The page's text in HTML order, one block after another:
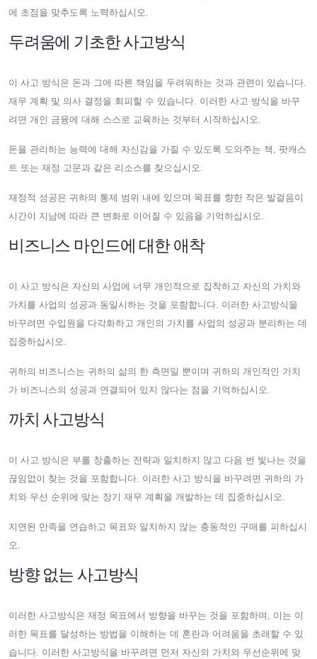
에 초점을 맞추도록 노력하십시오.
두려움에 기초한 사고방식
이 사고 방식은 돈과 그에 따른 책임을 두려워하는 것과 관련이 있습니다.
재무 계획 및 의사 결정을 회피할 수 있습니다. 이러한 사고 방식을 바꾸
려면 개인 금융에 대해 스스로 교육하는 것부터 시작하십시오.
돈을 관리하는 능력에 대해 자신감을 가질 수 있도록 도와주는 책, 팟캐스
트 또는 재정 고문과 같은 리소스를 찾으십시오.
재정적 성공은 귀하의 통제 범위 내에 있으며 목표를 향한 작은 발걸음이
시간이 지남에 따라 큰 변화로 이어질 수 있음을 기억하십시오.
비즈니스 마인드에 대한 애착
이 사고 방식은 자신의 사업에 너무 개인적으로 집착하고 자신의 가치와
가치를 사업의 성공과 동일시하는 것을 포함합니다. 이러한 사고방식을
바꾸려면 수입원을 다각화하고 개인의 가치를 사업의 성공과 분리하는 데
집중하십시오.
귀하의 비즈니스는 귀하의 삶의 한 측면일 뿐이며 귀하의 개인적인 가치
가 비즈니스의 성공과 연결되어 있지 않다는 점을 기억하십시오.
까치 사고방식
이 사고 방식은 부를 창출하는 전략과 일치하지 않고 다음 번 빛나는 것을
끊임없이 찾는 것을 포함합니다. 이러한 사고 방식을 바꾸려면 귀하의 가
치와 우선 순위에 맞는 장기 재무 계획을 개발하는 데 집중하십시오.
지연된 만족을 연습하고 목표와 일치하지 않는 충동적인 구매를 피하십시
오.
방향 없는 사고방식
이러한 사고방식은 재정 목표에서 방향을 바꾸는 것을 포함하며, 이는 이
러한 목표를 달성하는 방법을 이해하는 데 혼란과 어려움을 초래할 수 있
습니다. 이러한 사고방식을 바꾸려면 먼저 자신의 가치와 우선순위에 맞